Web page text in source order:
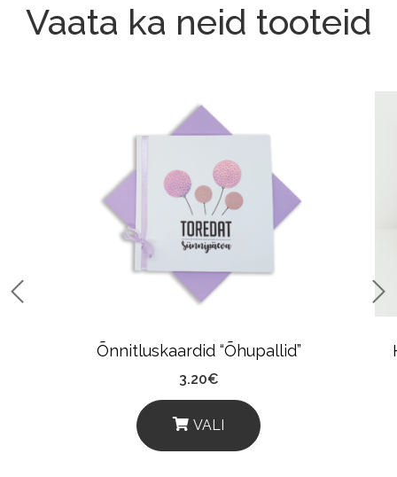
Vaata ka neid tooteid
Õnnitluskaardid “Õhupallid”
3.20€
VALI
This